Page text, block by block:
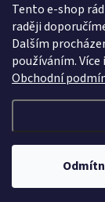
Tento e-shop
raději
Dalším
používáním.
Obchodní